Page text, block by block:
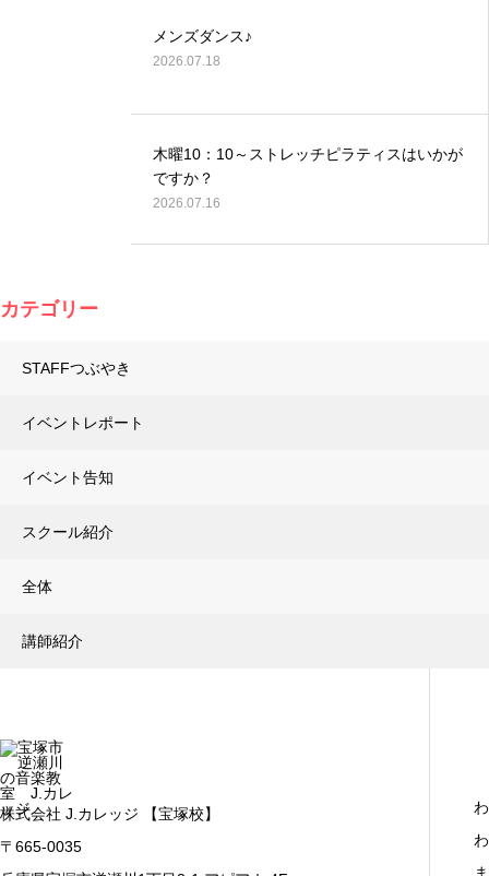
メンズダンス♪
2026.07.18
木曜10：10～ストレッチピラティスはいかが
ですか？
2026.07.16
カテゴリー
STAFFつぶやき
イベントレポート
イベント告知
スクール紹介
全体
講師紹介
株式会社 J.カレッジ 【宝塚校】
〒665-0035